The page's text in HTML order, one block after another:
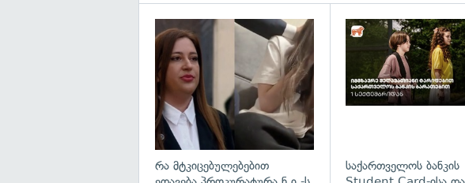
გადახედვა
რა მტკიცებულებებით
საქართველოს ბანკის